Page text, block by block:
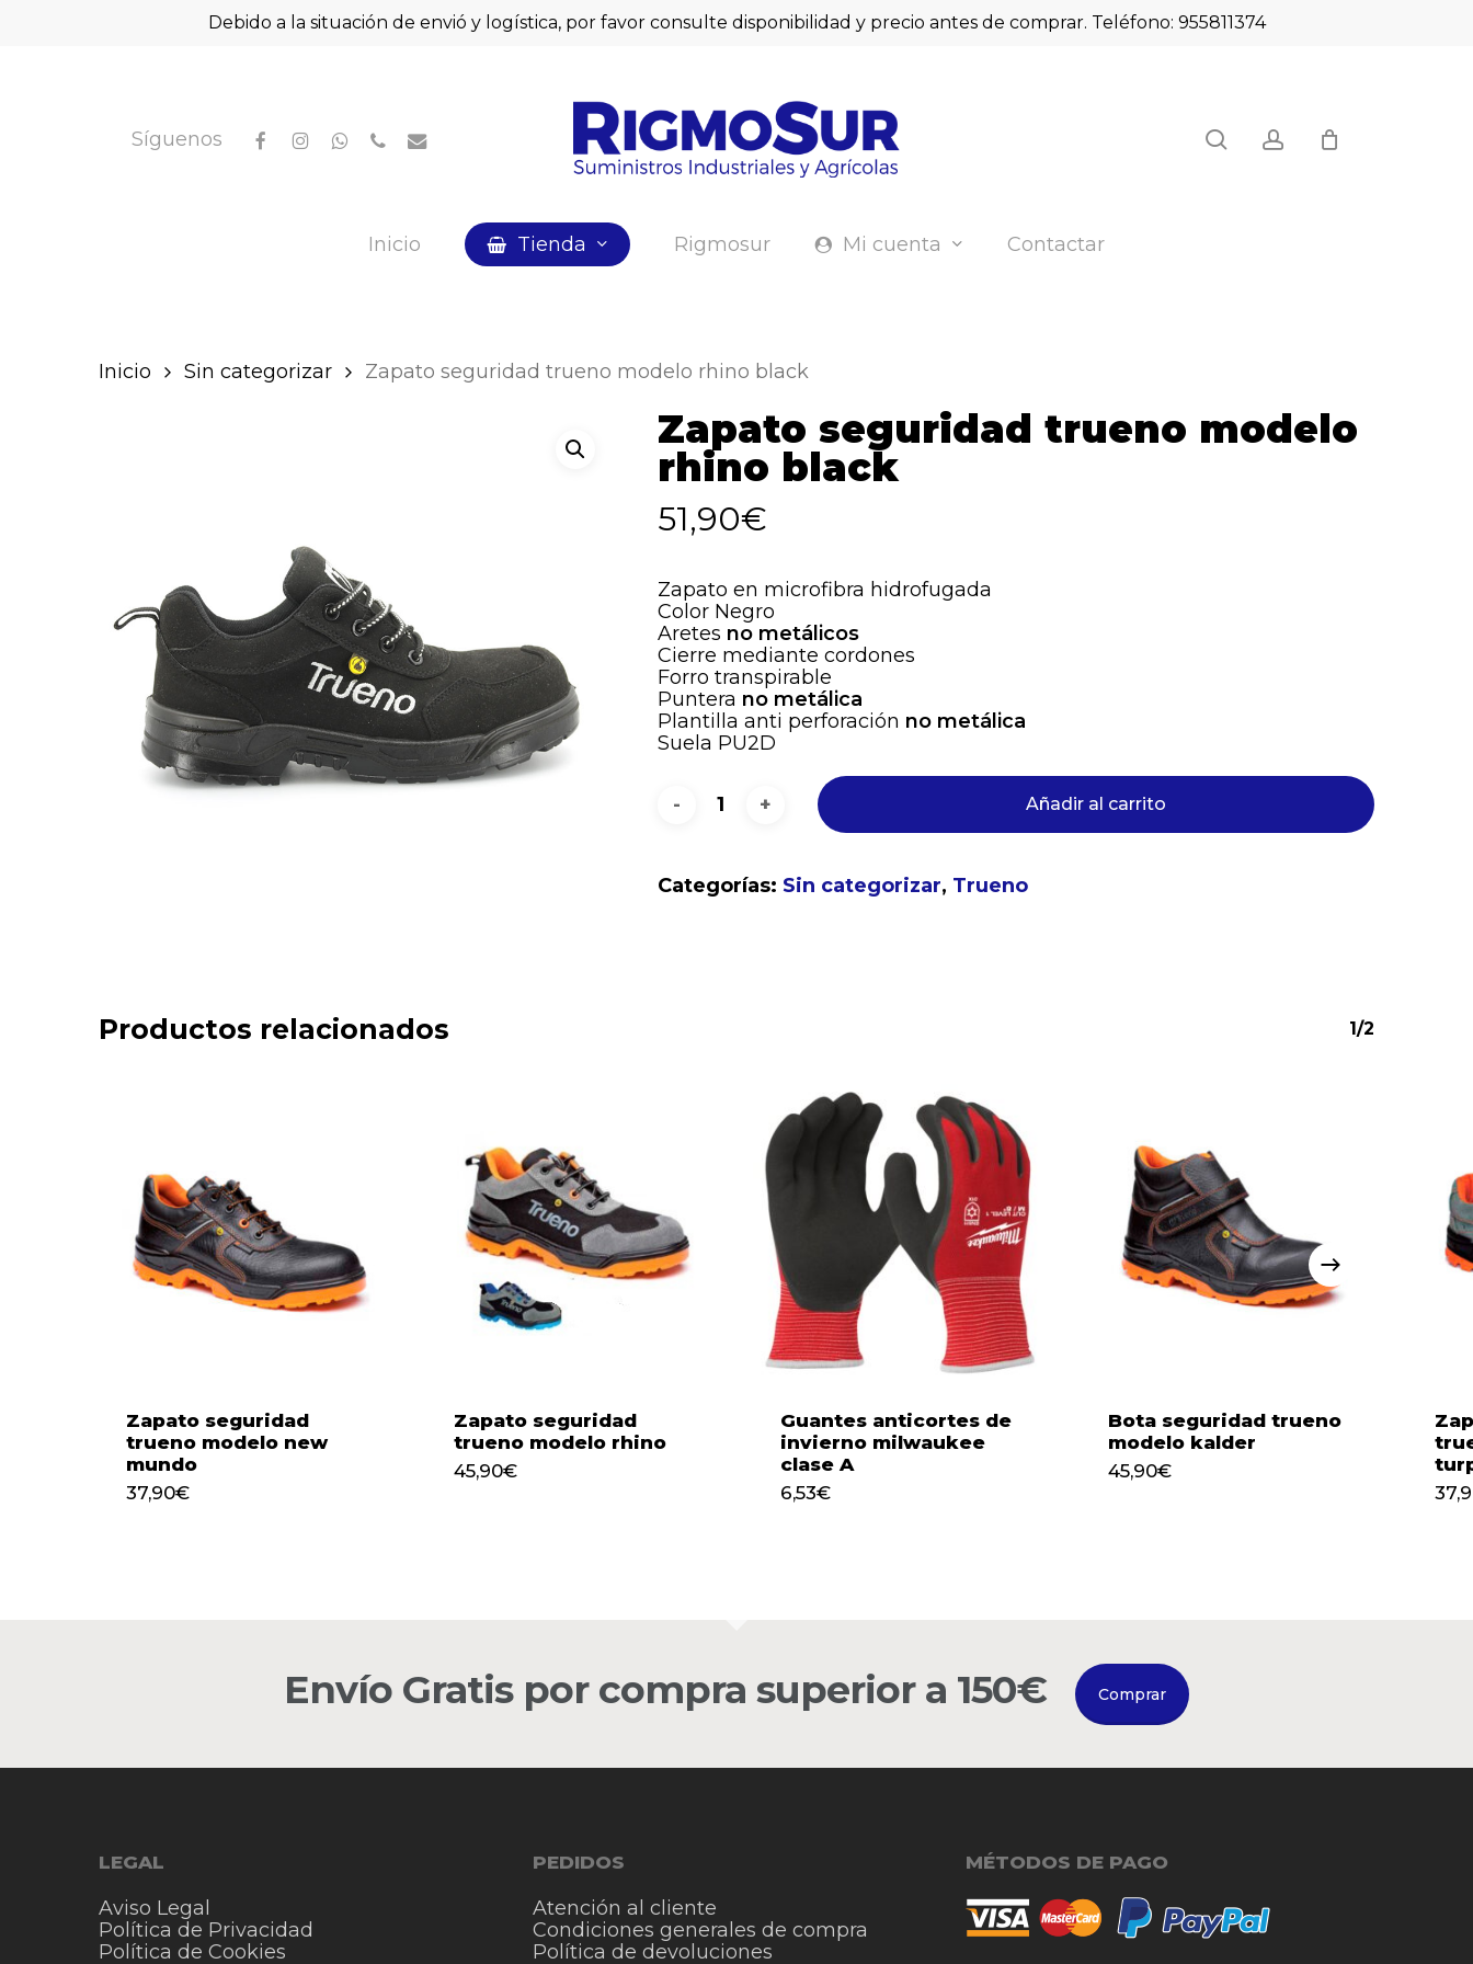
Debido a la situación de envió y logística, por favor consulte disponibilidad y precio antes de comprar. Teléfono: 955811374
Síguenos facebookinstagram
whatsapp
phoneemail
Inicio Tienda Rigmosur Mi cuenta Contactar
Inicio Sin categorizar Zapato seguridad trueno modelo rhino black
Zapato seguridad trueno modelo
rhino black
51,90€
Zapato en microfibra hidrofugada
Color Negro
Aretes no metálicos
Cierre mediante cordones
Forro transpirable
Puntera no metálica
Plantilla anti perforación no metálica
Suela PU2D
Añadir al carrito
Categorías: Sin categorizar, Trueno
Productos relacionados 1/2
Zapato seguridad
trueno modelo new
mundo
37,90€
Zapato seguridad
trueno modelo rhino
45,90€
Guantes anticortes de
invierno milwaukee
clase A
6,53€
Bota seguridad trueno
modelo kalder
45,90€
Envío Gratis por compra superior a 150€ Comprar
LEGAL
Aviso Legal
Política de Privacidad
Política de Cookies
PEDIDOS
Atención al cliente
Condiciones generales de compra
Política de devoluciones
MÉTODOS DE PAGO